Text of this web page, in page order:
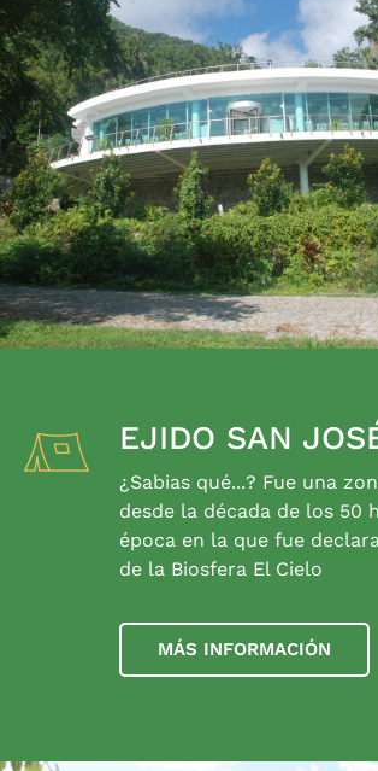
EJIDO SAN
¿Sabias qué...? Fue una
desde la década de los 50
época en la que fue
de la Biosfera El Cielo
MÁS INFORMACIÓN